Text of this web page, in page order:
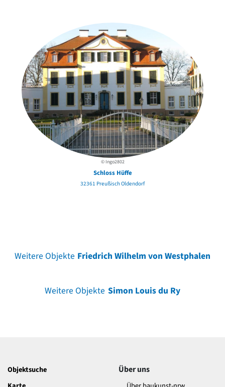
© Ingo2802
Schloss Hüffe
32361 Preußisch Oldendorf
Weitere Objekte Friedrich Wilhelm von Westphalen
Weitere Objekte Simon Louis du Ry
Objektsuche
Über uns